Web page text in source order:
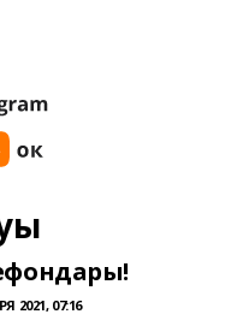
2021, 07:16